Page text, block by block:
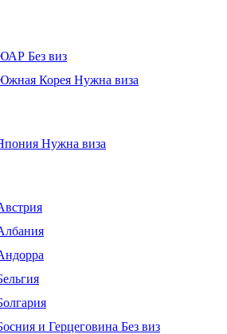
Без виз
Корея Нужна виза
Нужна виза
и Герцеговина Без виз